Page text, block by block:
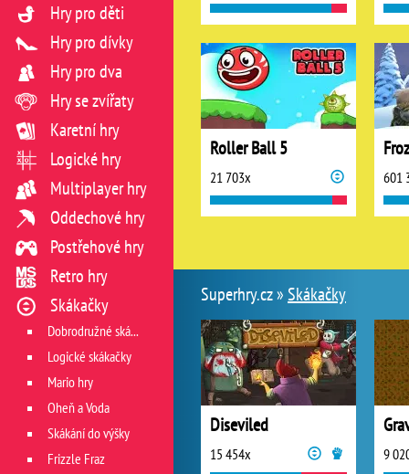
Roller Ball 5
21 703x 601
Superhry.cz »Skákačky
Diseviled
15 454x 9
Hry pro děti
Hry pro dívky
Hry pro dva
Hry se zvířaty
Karetní hry
Logické hry
Multiplayer hry
Oddechové hry
Postřehové hry
Retro hry
Skákačky
Dobrodružné skákačky
Logické skákačky
Mario hry
Oheň a Voda
Skákání do výšky
Frizzle Fraz